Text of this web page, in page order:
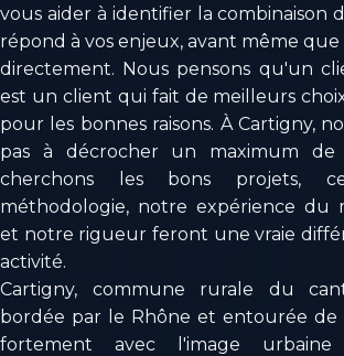
vous aider à identifier la combinaison
répond à vos enjeux, avant même
directement. Nous pensons qu'un
est un client qui fait de meilleurs
pour les bonnes raisons. À Cartigny,
pas à décrocher un maximum de
cherchons les bons projets,
méthodologie, notre expérience du
et notre rigueur feront une vraie
activité.
Cartigny, commune rurale du
bordée par le Rhône et entourée de
fortement avec l'image urbaine